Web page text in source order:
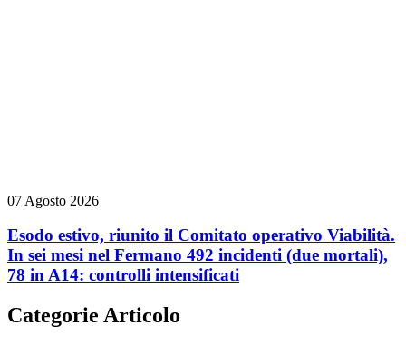
07 Agosto 2026
Esodo estivo, riunito il Comitato operativo Viabilità.
In sei mesi nel Fermano 492 incidenti (due mortali),
78 in A14: controlli intensificati
Categorie Articolo